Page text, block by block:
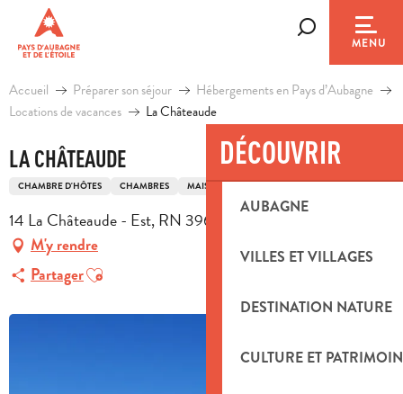
contenu
principal
MENU
DÉCOUVRIR
AUBAGNE
VILLES ET VILLAGES
DESTINATION NATURE
CULTURE ET
Accueil Préparer son séjour
Hébergements en Pays d’Aubagne
Locations de vacances
La Châteaude
LA CHÂTEAUDE
CHAMBRE D'HÔTES CHAMBRES MAISON
14 La Châteaude - Est, RN 396, 13400 Aubagne
M'y rendre
PartagerAjouter aux favoris